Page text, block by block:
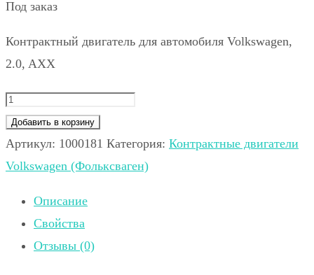
Под заказ
Контрактный двигатель для автомобиля Volkswagen,
2.0, AXX
Добавить в корзину
Артикул: 1000181 Категория: Контрактные двигатели
Volkswagen (Фольксваген)
Описание
Свойства
Отзывы (0)